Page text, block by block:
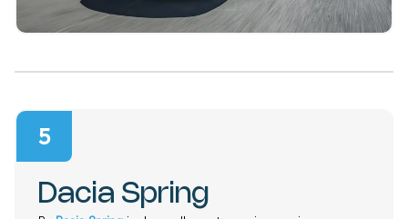
5
Dacia Spring